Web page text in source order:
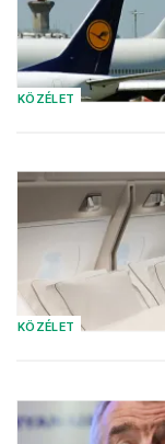
KÖZÉLET
KÖZÉLET